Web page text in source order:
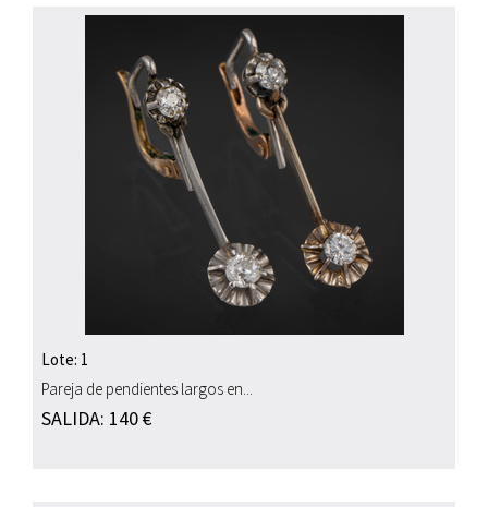
Lote: 1
Pareja de pendientes largos en...
SALIDA: 140 €